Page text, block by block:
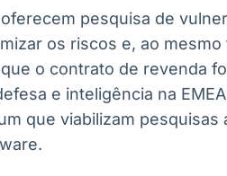
pesquisa de
os riscos e, ao
o contrato de revenda
e inteligência na
que viabilizam